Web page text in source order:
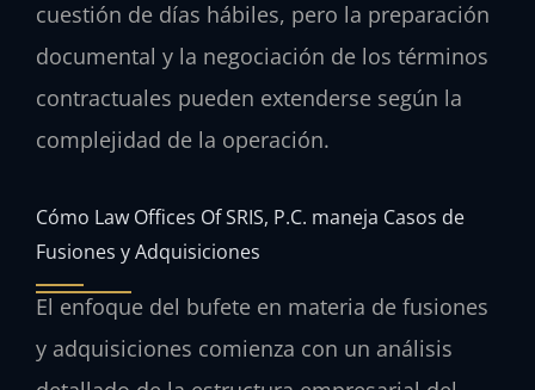
cuestión de días hábiles, pero la preparación
documental y la negociación de los términos
contractuales pueden extenderse según la
complejidad de la operación.
Cómo Law Offices Of SRIS, P.C. maneja Casos de
Fusiones y Adquisiciones
El enfoque del bufete en materia de fusiones
y adquisiciones comienza con un análisis